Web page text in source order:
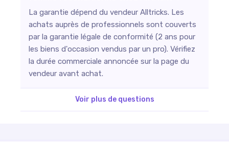
La garantie dépend du vendeur Alltricks. Les
achats auprès de professionnels sont couverts
par la garantie légale de conformité (2 ans pour
les biens d'occasion vendus par un pro). Vérifiez
la durée commerciale annoncée sur la page du
vendeur avant achat.
Voir plus de questions